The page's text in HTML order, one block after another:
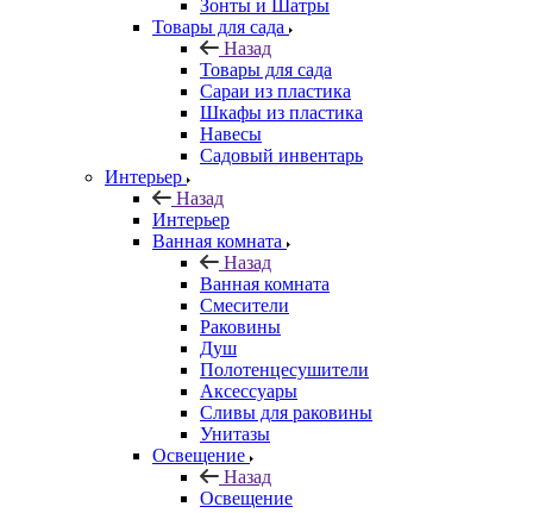
Зонты и Шатры
Товары для сада
Назад
Товары для сада
Сараи из пластика
Шкафы из пластика
Навесы
Садовый инвентарь
Интерьер
Назад
Интерьер
Ванная комната
Назад
Ванная комната
Смесители
Раковины
Душ
Полотенцесушители
Аксессуары
Сливы для раковины
Унитазы
Освещение
Назад
Освещение